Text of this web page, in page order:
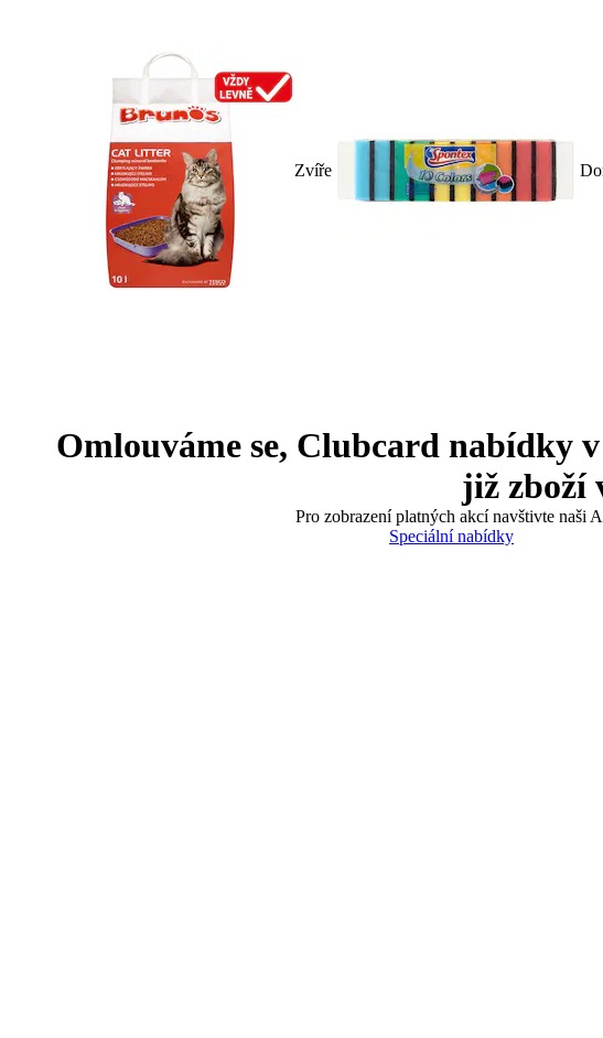
Zvíře
Omlouváme se, Clubcard nabídky
již zboží
Pro zobrazení platných akcí navštivte naši
Speciální nabídky